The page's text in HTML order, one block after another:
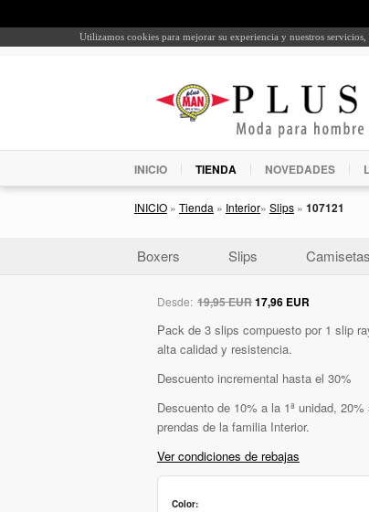
Utilizamos cookies para mejorar su experiencia y nuestros
INICIO TIENDA NOVEDADES
INICIO » Tienda » Interior» Slips » 107121
Boxers Slips Camisetas
Desde: 19,95 EUR17,96 EUR
Pack de 3 slips compuesto por 1 slip
alta calidad y resistencia.
Descuento incremental hasta el 30%
Descuento de 10% a la 1ª unidad,
prendas de la familia Interior.
Ver condiciones de rebajas
Color: